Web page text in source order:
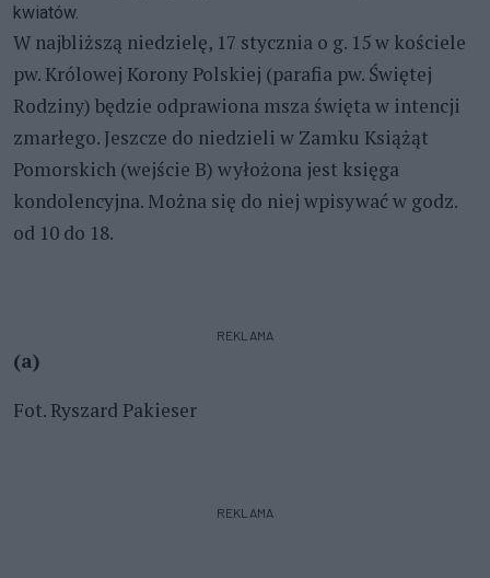
kwiatów.
W najbliższą niedzielę, 17 stycznia o g. 15 w kościele
pw. Królowej Korony Polskiej (parafia pw. Świętej
Rodziny) będzie odprawiona msza święta w intencji
zmarłego. Jeszcze do niedzieli w Zamku Książąt
Pomorskich (wejście B) wyłożona jest księga
kondolencyjna. Można się do niej wpisywać w godz.
od 10 do 18.
REKLAMA
(a)
Fot. Ryszard Pakieser
REKLAMA